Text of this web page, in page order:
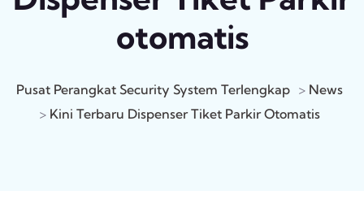
otomatis
Pusat Perangkat Security System Terlengkap > News
> Kini Terbaru Dispenser Tiket Parkir Otomatis